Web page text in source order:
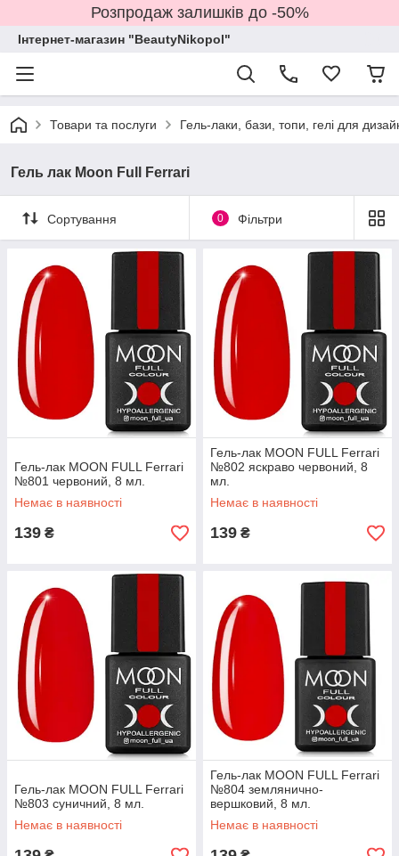
Розпродаж залишків до -50%
Інтернет-магазин "BeautyNikopol"
Товари та послуги Гель-лаки, бази, топи, гелі для
Гель лак Moon Full Ferrari
Сортування 0 Фільтри
Гель-лак MOON FULL Ferrari
№801 червоний, 8 мл.
Немає в наявності
139 ₴
Гель-лак MOON FULL Ferrari
№802 яскраво червоний, 8
мл.
Немає в наявності
139 ₴
Гель-лак MOON FULL Ferrari
№803 суничний, 8 мл.
Немає в наявності
Гель-лак MOON FULL Ferrari
№804 землянично-
вершковий, 8 мл.
Немає в наявності